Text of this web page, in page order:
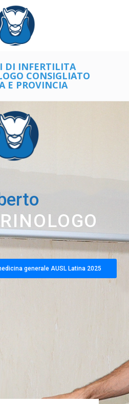
DI INFERTILITA
CONSIGLIATO
E PROVINCIA
generale AUSL Latina 2025